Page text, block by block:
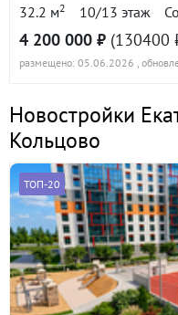
32.2 м2 10/13 этаж
4 200 000 ₽ (130400
размещено: 05.06.2026 ,
Новостройки
Кольцово
ТОП-20